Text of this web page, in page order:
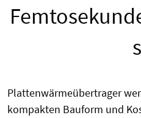
s
Plattenwärmeübertrager
kompakten Bauform und